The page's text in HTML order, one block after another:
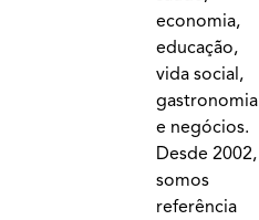
economia,
educação,
vida social,
gastronomia
e negócios.
Desde 2002,
somos
referência